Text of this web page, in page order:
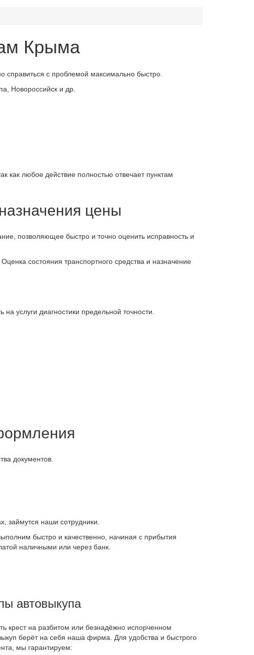
Крыма
справиться с проблемой максимально быстро.
Новороссийск и др.
как любое действие полностью отвечает пунктам
цены
позволяющее быстро и точно оценить исправность и
состояния транспортного средства и назначение
услуги диагностики предельной точности.
документов.
займутся наши сотрудники.
быстро и качественно, начиная с прибытия
наличными или через банк.
автовыкупа
крест на разбитом или безнадёжно испорченном
берёт на себя наша фирма. Для удобства и быстрого
мы гарантируем: